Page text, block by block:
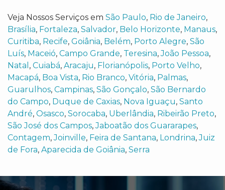
Veja Nossos Serviços em São Paulo, Rio de Janeiro,
Brasília, Fortaleza, Salvador, Belo Horizonte, Manaus,
Curitiba, Recife, Goiânia, Belém, Porto Alegre, São
Luís, Maceió, Campo Grande, Teresina,João Pessoa,
Natal , Cuiabá, Aracaju, Florianópolis, Porto Velho,
Macapá, Boa Vista, Rio Branco, Vitória, Palmas,
Guarulhos, Campinas, São Gonçalo, São Bernardo
do Campo, Duque de Caxias, Nova Iguaçu, Santo
André, Osasco, Sorocaba, Uberlândia, Ribeirão Preto,
São José dos Campos,Jaboatão dos Guararapes,
Contagem,Joinville, Feira de Santana, Londrina,Juiz
de Fora, Aparecida de Goiânia, Serra